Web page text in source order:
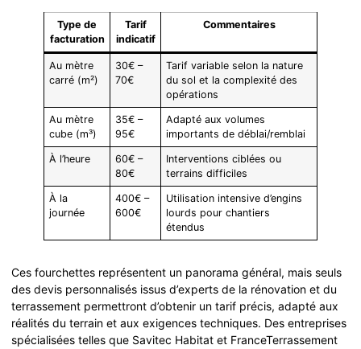
Type de
facturation
Tarif
indicatif
Commentaires
Au mètre
carré (m²)
30€ –
70€
Tarif variable selon la nature
du sol et la complexité des
opérations
Au mètre
cube (m³)
35€ –
95€
Adapté aux volumes
importants de déblai/remblai
À l’heure
60€ –
80€
Interventions ciblées ou
terrains difficiles
À la
journée
400€ –
600€
Utilisation intensive d’engins
lourds pour chantiers
étendus
Ces fourchettes représentent un panorama général, mais seuls
des devis personnalisés issus d’experts de la rénovation et du
terrassement permettront d’obtenir un tarif précis, adapté aux
réalités du terrain et aux exigences techniques. Des entreprises
spécialisées telles que Savitec Habitat et FranceTerrassement